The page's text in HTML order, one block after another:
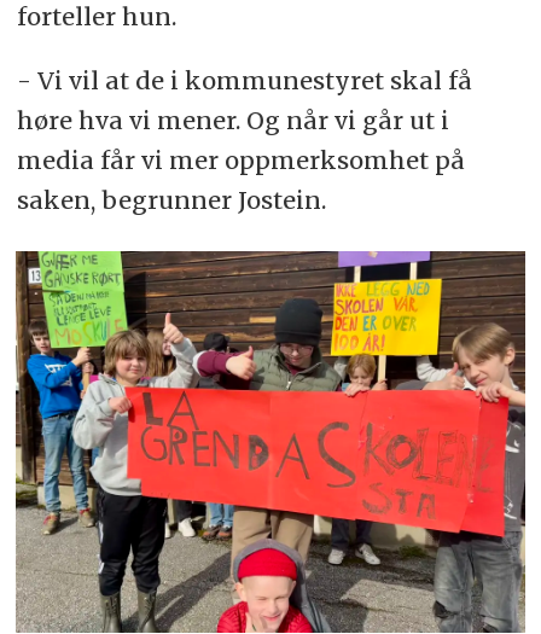
forteller hun.
- Vi vil at de i kommunestyret skal få
høre hva vi mener. Og når vi går ut i
media får vi mer oppmerksomhet på
saken, begrunner Jostein.